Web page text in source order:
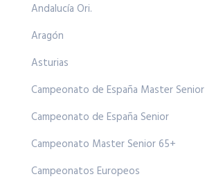
Andalucía Ori.
Aragón
Asturias
Campeonato de España Master Senior
Campeonato de España Senior
Campeonato Master Senior 65+
Campeonatos Europeos